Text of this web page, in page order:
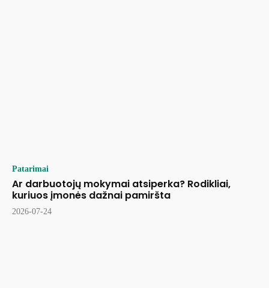
Patarimai
Ar darbuotojų mokymai atsiperka? Rodikliai,
kuriuos įmonės dažnai pamiršta
2026-07-24